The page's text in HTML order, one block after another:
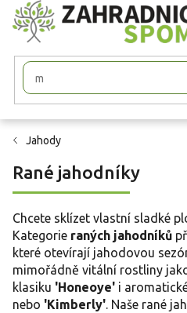
Přejít
na
obsah
Jahody
Rané jahodníky
Chcete sklízet vlastní sladké
Kategorie raných jahodníků
které otevírají jahodovou
mimořádně vitální rostliny
klasiku 'Honeoye' i
nebo 'Kimberly' . Naše rané